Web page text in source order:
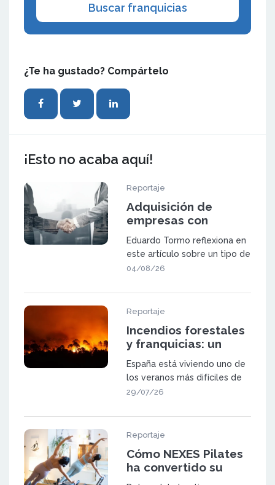
Buscar franquicias
¿Te ha gustado? Compártelo
¡Esto no acaba aquí!
Reportaje
Adquisición de
empresas con
potencial de
expansión mediante
franquicia
Eduardo Tormo reflexiona en
este artículo sobre un tipo de
oportunidad que va a ganar
04/08/26
Reportaje
Incendios forestales
y franquicias: un
sector a prueba
España está viviendo uno de
los veranos más difíciles de
las últimas décadas. Los in
29/07/26
Reportaje
Cómo NEXES Pilates
ha convertido su
metodología en una